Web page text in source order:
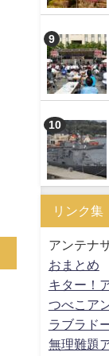
リンク集
アンテナ
おまとめ
キター！
つべこア
ラブラド
無理難題